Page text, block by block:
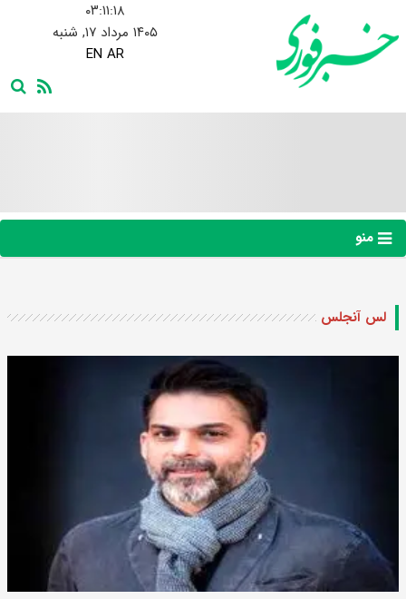
۰۳:۱۱:۱۹
۱۴۰۵ مرداد ۱۷, شنبه
EN AR
منو
لس آنجلس